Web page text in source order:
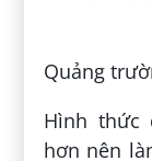
Quảng
Hình thức
hơn nên